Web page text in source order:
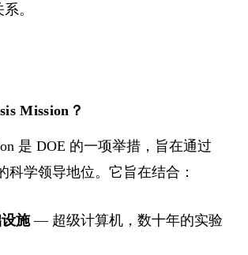
。
Mission？
是 DOE 的一项举措，旨在通过
科学领导地位。它旨在结合：
施— 超级计算机，数十年的实验